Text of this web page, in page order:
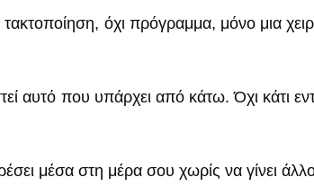
όχι πρόγραμμα, μόνο μια
αυτό που υπάρχει από κάτω. Όχι κάτι
μέσα στη μέρα σου χωρίς να γίνει